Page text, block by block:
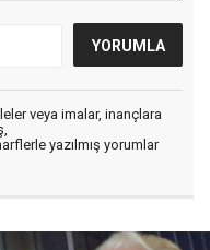
veya imalar, inançlara
yazılmış yorumlar